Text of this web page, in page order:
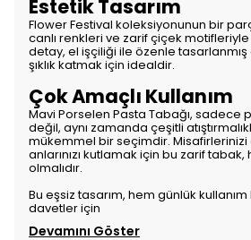
Estetik Tasarım
Flower Festival koleksiyonunun bir
canlı renkleri ve zarif çiçek
detay, el işçiliği ile özenle tasarlanmış
şıklık katmak için idealdir.
Çok Amaçlı Kullanım
Mavi Porselen Pasta Tabağı, sadece
değil, aynı zamanda çeşitli
mükemmel bir seçimdir.
anlarınızı kutlamak için bu zarif tabak,
olmalıdır.
Bu eşsiz tasarım, hem günlük
davetler için
Devamını Göster